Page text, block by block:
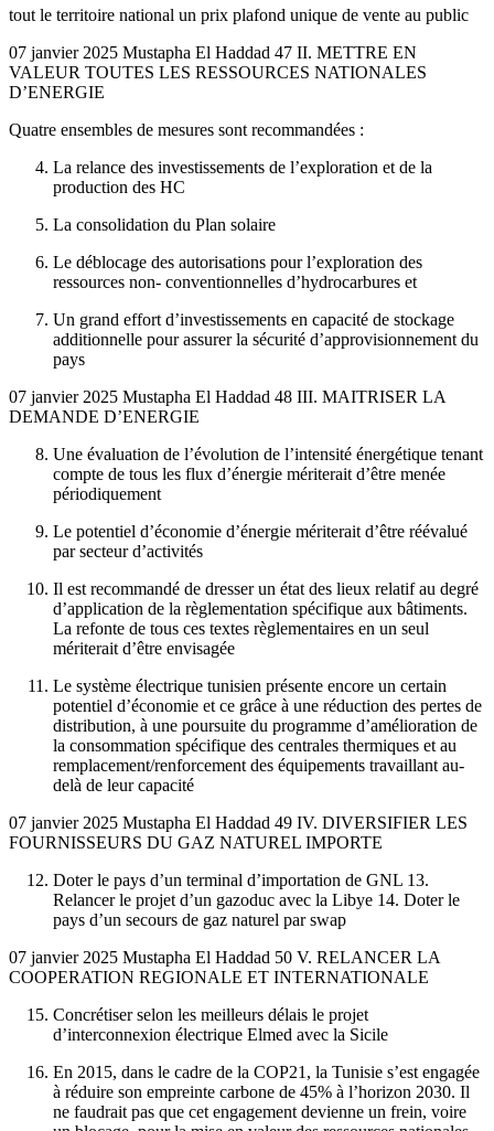
tout le territoire national un prix plafond unique de vente au public
07 janvier 2025 Mustapha El Haddad 47 II. METTRE EN
VALEUR TOUTES LES RESSOURCES NATIONALES
D’ENERGIE
Quatre ensembles de mesures sont recommandées :
La relance des investissements de l’exploration et de la
production des HC
La consolidation du Plan solaire
Le déblocage des autorisations pour l’exploration des
ressources non- conventionnelles d’hydrocarbures et
Un grand effort d’investissements en capacité de stockage
additionnelle pour assurer la sécurité d’approvisionnement du
pays
07 janvier 2025 Mustapha El Haddad 48 III. MAITRISER LA
DEMANDE D’ENERGIE
Une évaluation de l’évolution de l’intensité énergétique tenant
compte de tous les flux d’énergie mériterait d’être menée
périodiquement
Le potentiel d’économie d’énergie mériterait d’être réévalué
par secteur d’activités
Il est recommandé de dresser un état des lieux relatif au degré
d’application de la règlementation spécifique aux bâtiments.
La refonte de tous ces textes règlementaires en un seul
mériterait d’être envisagée
Le système électrique tunisien présente encore un certain
potentiel d’économie et ce grâce à une réduction des pertes de
distribution, à une poursuite du programme d’amélioration de
la consommation spécifique des centrales thermiques et au
remplacement/renforcement des équipements travaillant au-
delà de leur capacité
07 janvier 2025 Mustapha El Haddad 49 IV. DIVERSIFIER LES
FOURNISSEURS DU GAZ NATUREL IMPORTE
Doter le pays d’un terminal d’importation de GNL 13.
Relancer le projet d’un gazoduc avec la Libye 14. Doter le
pays d’un secours de gaz naturel par swap
07 janvier 2025 Mustapha El Haddad 50 V. RELANCER LA
COOPERATION REGIONALE ET INTERNATIONALE
Concrétiser selon les meilleurs délais le projet
d’interconnexion électrique Elmed avec la Sicile
En 2015, dans le cadre de la COP21, la Tunisie s’est engagée
à réduire son empreinte carbone de 45% à l’horizon 2030. Il
ne faudrait pas que cet engagement devienne un frein, voire